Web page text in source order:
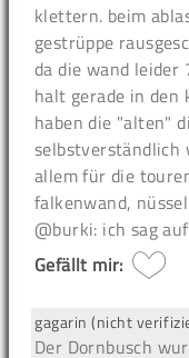
klettern. beim
gestrüppe
da die wand
halt gerade in den
haben die "alten"
selbstverständlich
allem für die
falkenwand,
@burki: ich sag
Gefällt mir:
gagarin (nicht
Der Dornbusch